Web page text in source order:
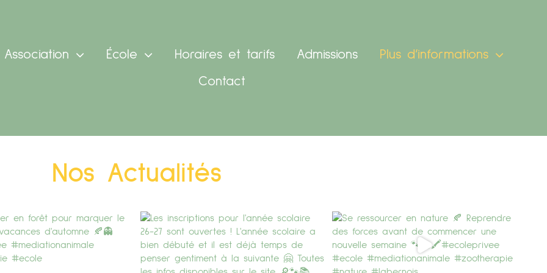
Association École Horaires et tarifs Admissions
Plus d’informations
Contact
Nos Actualités